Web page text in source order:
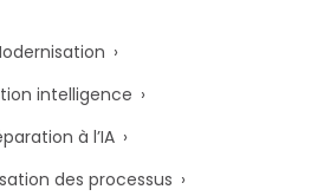
intelligence
à l’IA
des processus